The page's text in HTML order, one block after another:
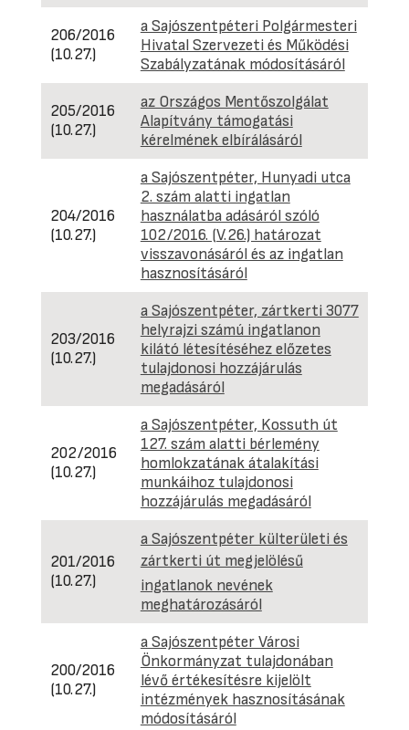
206/2016
(10.27.)
a Sajószentpéteri Polgármesteri
Hivatal Szervezeti és Működési
Szabályzatának módosításáról
205/2016
(10.27.)
az Országos Mentőszolgálat
Alapítvány támogatási
kérelmének elbírálásáról
204/2016
(10.27.)
a Sajószentpéter, Hunyadi utca
2. szám alatti ingatlan
használatba adásáról szóló
102/2016. (V.26.) határozat
visszavonásáról és az ingatlan
hasznosításáról
203/2016
(10.27.)
a Sajószentpéter, zártkerti 3077
helyrajzi számú ingatlanon
kilátó létesítéséhez előzetes
tulajdonosi hozzájárulás
megadásáról
202/2016
(10.27.)
a Sajószentpéter, Kossuth út
127. szám alatti bérlemény
homlokzatának átalakítási
munkáihoz tulajdonosi
hozzájárulás megadásáról
201/2016
(10.27.)
a Sajószentpéter külterületi és
zártkerti út megjelölésű
ingatlanok nevének
meghatározásáról
200/2016
(10.27.)
a Sajószentpéter Városi
Önkormányzat tulajdonában
lévő értékesítésre kijelölt
intézmények hasznosításának
módosításáról